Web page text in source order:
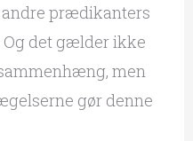
prædikanters
det gælder ikke
men
gør denne